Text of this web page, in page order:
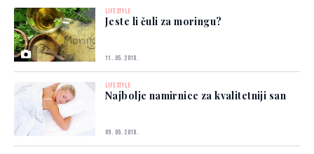
LIFESTYLE
Jeste li čuli za moringu?
11. 05. 2018.
LIFESTYLE
Najbolje namirnice za kvalitetniji san
09. 05. 2018.